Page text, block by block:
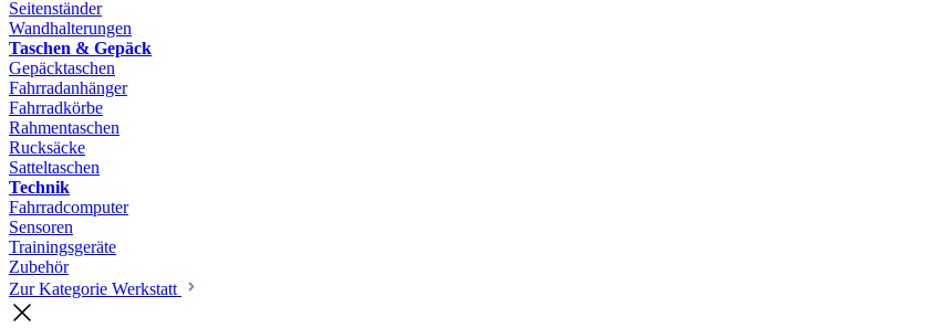
Seitenständer
Wandhalterungen
Taschen & Gepäck
Gepäcktaschen
Fahrradanhänger
Fahrradkörbe
Rahmentaschen
Rucksäcke
Satteltaschen
Technik
Fahrradcomputer
Sensoren
Trainingsgeräte
Zubehör
Zur Kategorie Werkstatt